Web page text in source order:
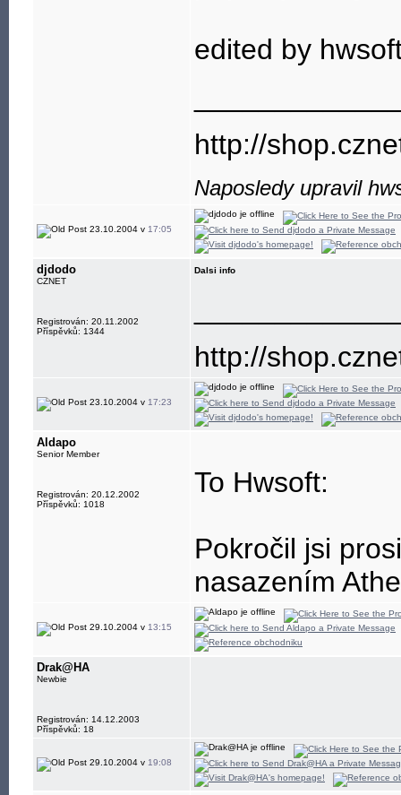
edited by
http://
Naposledy upravil
23.10.2004 v 17:05
djdodo
CZNET
Registrován: 20.11.2002
Příspěvků: 1344
Dalsi info
http://
23.10.2004 v 17:23
Aldapo
Senior Member
Registrován: 20.12.2002
Příspěvků: 1018
To Hwsoft:
Pokročil jsi
nasazením
29.10.2004 v 13:15
Drak@HA
Newbie
Registrován: 14.12.2003
Příspěvků: 18
29.10.2004 v 19:08